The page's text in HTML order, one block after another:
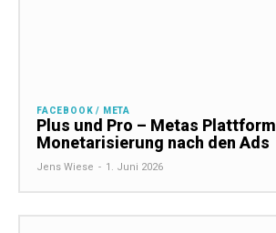
FACEBOOK / META
Plus und Pro – Metas Plattform
Monetarisierung nach den Ads
Jens Wiese - 1. Juni 2026